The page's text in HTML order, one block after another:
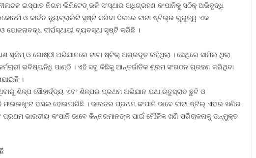
ଇସ୍ପାତ ନିଗମ ଲିମିଟେଡ୍ ଭଳି ସଂସ୍ଥାର ଅଧିଗ୍ରହଣ କଂପାନିକୁ ସଠିକ୍ ଅଭିବୃଦ୍ଧି
ଓ କାର୍ବନ ନ୍ୟୁଟ୍ରାଲିଟି ସୃଷ୍ଟି କରିବା ଦିଗରେ ଟାଟା ଷ୍ଟିଲ୍‌ର ଗୁରୁତ୍ୱ ଏକ
ଦୀର୍ଘସ୍ଥାୟୀ ବ୍ୟବସ୍ଥା ସୃଷ୍ଟି କରିଛି ।
ସ୍କିମ୍ ଓ ଗୋଷ୍ଠୀ ଅଭିଯାନରେ ଟାଟା ଷ୍ଟିଲ୍ ଅଗ୍ରଦୂତ ରହିଥିଲା । ସେଥିରେ ସାମିଲ ଥିଲା
ଭବିଷ୍ୟନିଧି ପାଣ୍ଠି । ଏହି ସବୁ କିଛିକୁ ଆନ୍ତର୍ଜାତିକ ଶ୍ରମ ସଂଗଠନ ଗ୍ରହଣ କରିଥିବା
।
ଶିଳ୍ପ ସୌହାର୍ଦ୍ଦ୍ୟ ଏବଂ ଶିଳ୍ପର ପ୍ରଥମ ଅଭିଯାନ ଯଥା ଋତୁସ୍ରାବ ଛୁଟି ଓ
ହାସଲ ହୋଇପାରିଛି । ଭାରତର ପ୍ରଥମ କଂପାନି ଭାବେ ଟାଟା ଷ୍ଟିଲ୍ ଏହାର ଖଣିର
ଭାରତୀୟ କଂପାନି ଭାବେ କିନ୍ନରମାନଙ୍କ ପାଇଁ ମୌଳିକ ଖଣି ପରିଚାଳନାକୁ ଉନ୍ମୁକ୍ତ